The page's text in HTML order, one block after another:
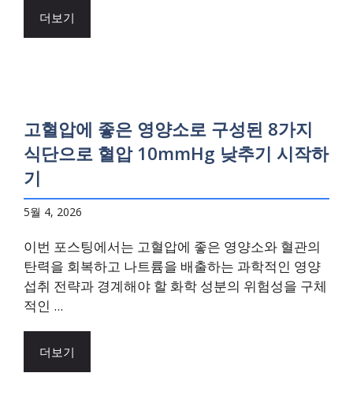
더보기
고혈압에 좋은 영양소로 구성된 8가지
식단으로 혈압 10mmHg 낮추기 시작하
기
5월 4, 2026
이번 포스팅에서는 고혈압에 좋은 영양소와 혈관의
탄력을 회복하고 나트륨을 배출하는 과학적인 영양
섭취 전략과 경계해야 할 화학 성분의 위험성을 구체
적인 ...
더보기